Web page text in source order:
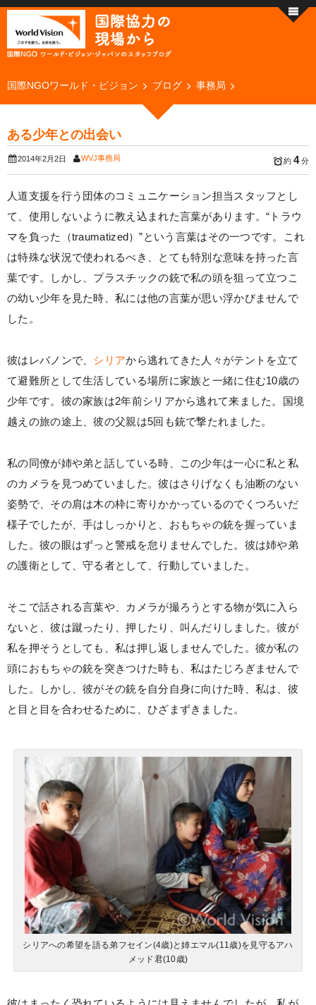
国際NGOワールド・ビジョン ブログ 事務局
ある少年との出会い
2014年2月2日 WVJ事務局 約 4分
人道支援を行う団体のコミュニケーション担当スタッフとし
て、使用しないように教え込まれた言葉があります。“トラウ
マを負った（traumatized）”という言葉はその一つです。これ
は特殊な状況で使われるべき、とても特別な意味を持った言
葉です。しかし、プラスチックの銃で私の頭を狙って立つこ
の幼い少年を見た時、私には他の言葉が思い浮かびませんで
した。
彼はレバノンで、 シリアから逃れてきた人々がテントを立て
て避難所として生活している場所に家族と一緒に住む10歳の
少年です。彼の家族は2年前シリアから逃れて来ました。国境
越えの旅の途上、彼の父親は5回も銃で撃たれました。
私の同僚が姉や弟と話している時、この少年は一心に私と私
のカメラを見つめていました。彼はさりげなくも油断のない
姿勢で、その肩は木の枠に寄りかかっているのでくつろいだ
様子でしたが、手はしっかりと、おもちゃの銃を握っていま
した。彼の眼はずっと警戒を怠りませんでした。彼は姉や弟
の護衛として、守る者として、行動していました。
そこで話される言葉や、カメラが撮ろうとする物が気に入ら
ないと、彼は蹴ったり、押したり、叫んだりしました。彼が
私を押そうとしても、私は押し返しませんでした。彼が私の
頭におもちゃの銃を突きつけた時も、私はたじろぎませんで
した。しかし、彼がその銃を自分自身に向けた時、私は、彼
と目と目を合わせるために、ひざまずきました。
シリアへの希望を語る弟フセイン(4歳)と姉エマル(11歳)を見守るアハ
メッド君(10歳)